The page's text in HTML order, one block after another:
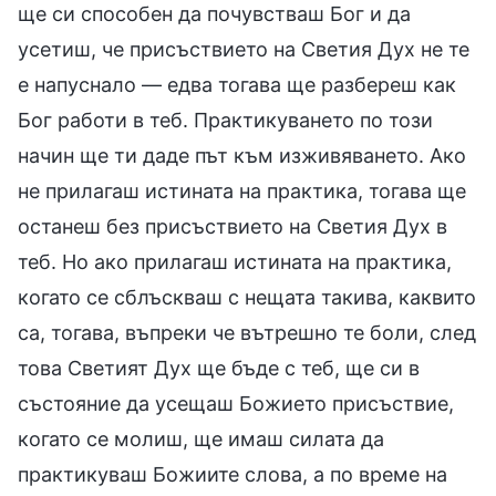
ще си способен да почувстваш Бог и да
усетиш, че присъствието на Светия Дух не те
е напуснало — едва тогава ще разбереш как
Бог работи в теб. Практикуването по този
начин ще ти даде път към изживяването. Ако
не прилагаш истината на практика, тогава ще
останеш без присъствието на Светия Дух в
теб. Но ако прилагаш истината на практика,
когато се сблъскваш с нещата такива, каквито
са, тогава, въпреки че вътрешно те боли, след
това Светият Дух ще бъде с теб, ще си в
състояние да усещаш Божието присъствие,
когато се молиш, ще имаш силата да
практикуваш Божиите слова, а по време на